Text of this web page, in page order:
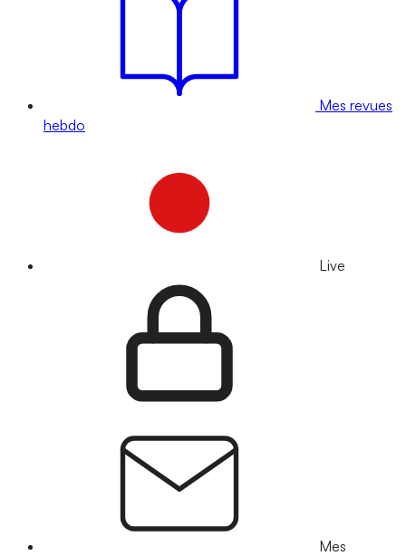
Mes revues
hebdo
Live
Mes